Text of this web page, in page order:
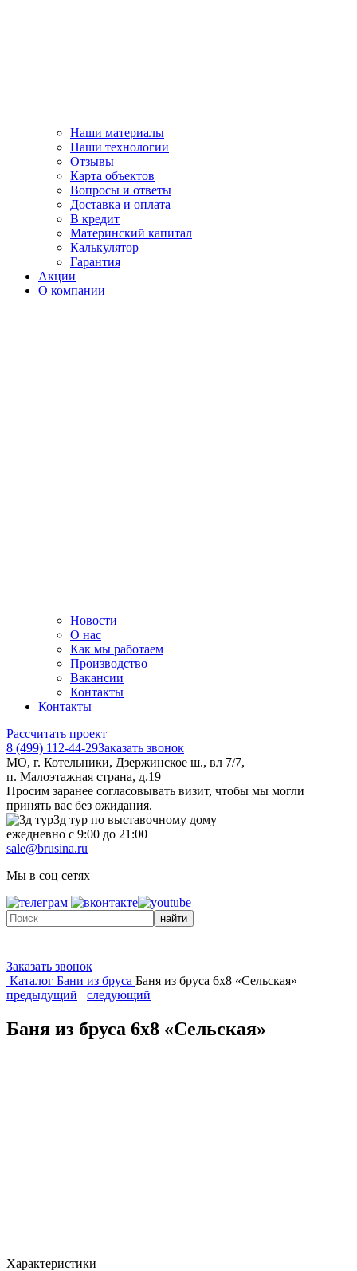
Наши материалы
Наши технологии
Отзывы
Карта объектов
Вопросы и ответы
Доставка и оплата
В кредит
Материнский капитал
Калькулятор
Гарантия
Акции
О компании
Новости
О нас
Как мы работаем
Производство
Вакансии
Контакты
Контакты
Рассчитать проект
8 (499) 112-44-29Заказать звонок
МО, г. Котельники, Дзержинское ш., вл 7/7,
п. Малоэтажная страна, д.19
Просим заранее согласовывать визит, чтобы мы могли
принять вас без ожидания.
3д тур по выставочному дому
ежедневно с 9:00 до 21:00
sale@brusina.ru
Мы в соц сетях
найти
Заказать звонок
Каталог Бани из бруса Баня из бруса 6х8 «Сельская»
предыдущий
следующий
Баня из бруса 6х8 «Сельская»
Характеристики